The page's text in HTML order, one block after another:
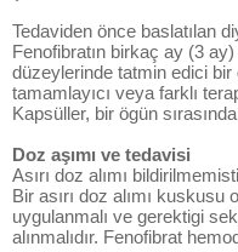
Tedaviden önce baslatılan
Fenofibratın birkaç ay (3
düzeylerinde tatmin edici bir
tamamlayıcı veya farklı
Kapsüller, bir ögün
Doz aşımı ve tedavisi
Asırı doz alımı
Bir asırı doz alımı
uygulanmalı ve gerektigi
alınmalıdır. Fenofibrat